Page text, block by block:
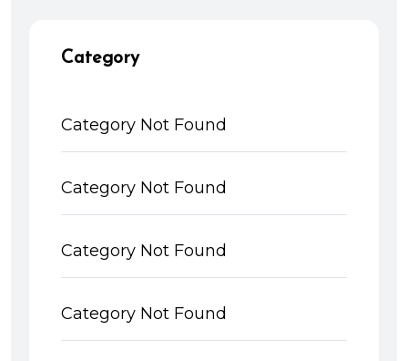
Category
Category Not Found
Category Not Found
Category Not Found
Category Not Found